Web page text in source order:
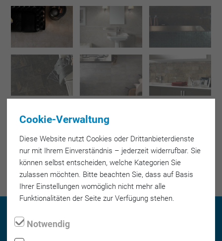
Cookie-Verwaltung
Diese Web­site nutzt Cookies oder Dritt­anbieter­dienste
nur mit Ihrem Ein­verständnis – jeder­zeit wider­rufbar. Sie
können selbst entscheiden, welche Kategorien Sie
zulassen möchten. Bitte beachten Sie, dass auf Basis
Ihrer Einstellungen womöglich nicht mehr alle
Funktionalitäten der Seite zur Verfügung stehen.
Notwendig